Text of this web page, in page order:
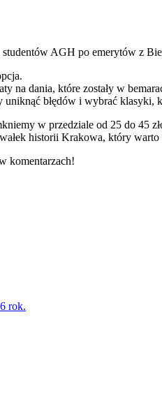
AGH po emerytów z
na dania, które zostały w
uniknąć błędów i wybrać klasyki,
w przedziale od 25 do 45
historii Krakowa, który warto
komentarzach!
rok.